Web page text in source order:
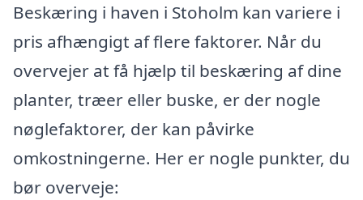
Beskæring i haven i Stoholm kan variere i
pris afhængigt af flere faktorer. Når du
overvejer at få hjælp til beskæring af dine
planter, træer eller buske, er der nogle
nøglefaktorer, der kan påvirke
omkostningerne. Her er nogle punkter, du
bør overveje: